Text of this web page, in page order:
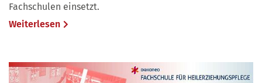
Fachschulen einsetzt.
Weiterlesen